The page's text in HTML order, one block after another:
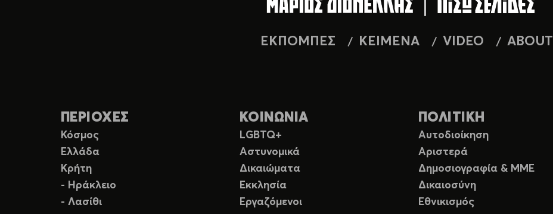
ΕΚΠΟΜΠΕΣ ΚΕΙΜΕΝΑ VIDEO ABOUT
ΠΕΡΙΟΧΕΣ
Κόσμος
Ελλάδα
Κρήτη
- Ηράκλειο
- Λασίθι
ΚΟΙΝΩΝΙΑ
LGBTQ+
Αστυνομικά
Δικαιώματα
Εκκλησία
Εργαζόμενοι
ΠΟΛΙΤΙΚΗ
Αυτοδιοίκηση
Αριστερά
Δημοσιογραφία & ΜΜΕ
Δικαιοσύνη
Εθνικισμός